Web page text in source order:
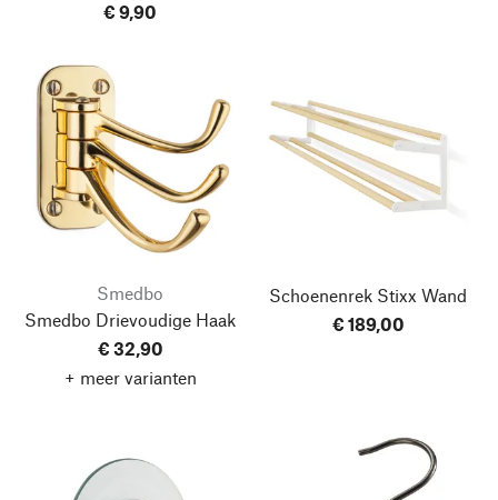
€ 9,90
Smedbo
Smedbo Drievoudige Haak
€ 32,90
+ meer varianten
Schoenenrek Stixx Wand
€ 189,00